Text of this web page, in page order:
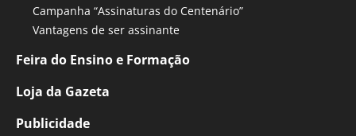
Campanha “Assinaturas do Centenário”
Vantagens de ser assinante
Feira do Ensino e Formação
Loja da Gazeta
Publicidade